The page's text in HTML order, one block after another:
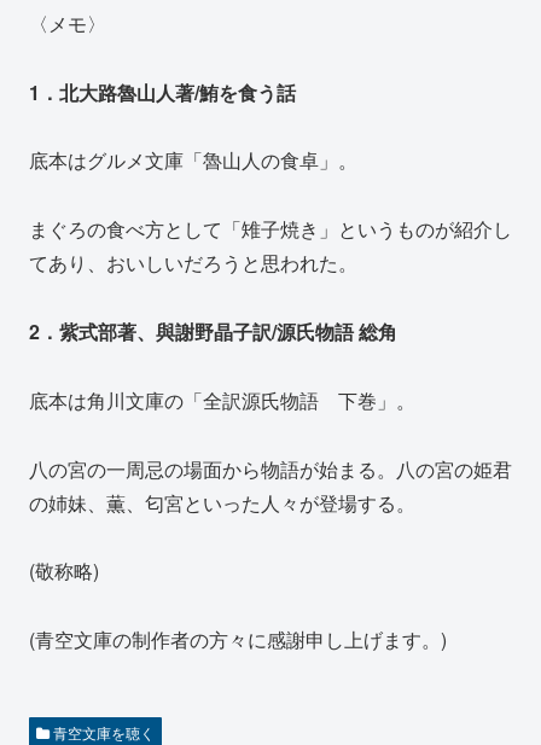
〈メモ〉
1．北大路魯山人著/鮪を食う話
底本はグルメ文庫「魯山人の食卓」。
まぐろの食べ方として「雉子焼き」というものが紹介し
てあり、おいしいだろうと思われた。
2．紫式部著、與謝野晶子訳/源氏物語 総角
底本は角川文庫の「全訳源氏物語 下巻」。
八の宮の一周忌の場面から物語が始まる。八の宮の姫君
の姉妹、薫、匂宮といった人々が登場する。
(敬称略)
(青空文庫の制作者の方々に感謝申し上げます。)
青空文庫を聴く